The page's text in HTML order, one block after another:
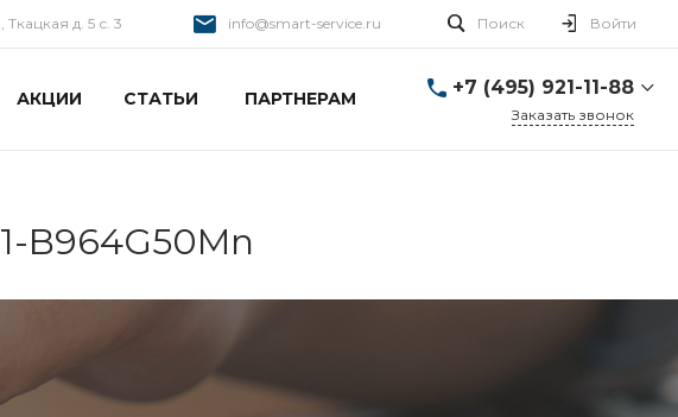
Ткацкая д. 5 с. 3 info@smart-service.ru Поиск Войти
АКЦИИ СТАТЬИ ПАРТНЕРАМ
+7 (495) 921-11-88
Заказать звонок
B964G50Mn